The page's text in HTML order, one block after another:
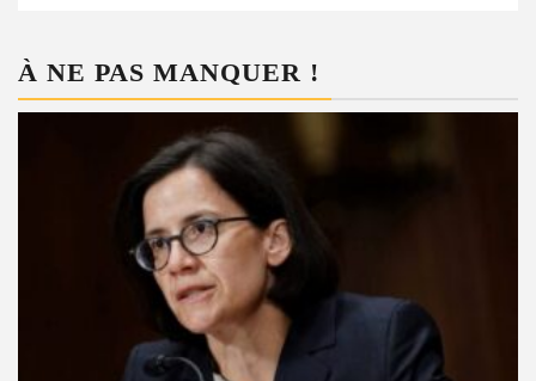
À NE PAS MANQUER !